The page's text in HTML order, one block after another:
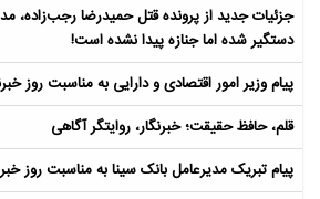
جزئیات جدید از پرونده قتل حمیدرضا رجب‌زاده،
دستگیر شده اما جنازه پیدا نشده است!
پیام وزیر امور اقتصادی و دارایی به مناسبت روز
قلم، حافظ حقیقت؛ خبرنگار، روایتگر آگاهی
پیام تبریک مدیرعامل بانک سینا به مناسبت روز